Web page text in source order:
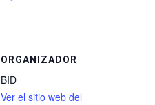
ORGANIZADOR
BID
Ver el sitio web del